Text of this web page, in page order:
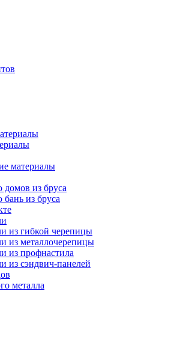
материалы
домов из бруса
бань из бруса
из гибкой черепицы
из металлочерепицы
из профнастила
из сэндвич-панелей
металла